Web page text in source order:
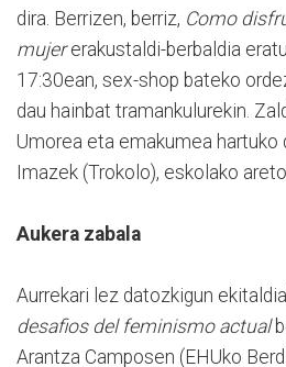
dira. Berrizen, berriz, Como
mujererakustaldi-berbaldia
17:30ean, sex-shop bateko
dau hainbat tramankulurekin.
Umorea eta emakumea hartuko
Imazek (Trokolo), eskolako
Aukera zabala
Aurrekari lez datozkigun
desafios del feminismo actual
Arantza Camposen (EHUko